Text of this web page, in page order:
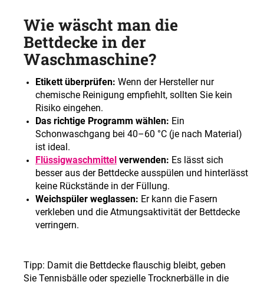
Wie wäscht man die
Bettdecke in der
Waschmaschine?
Etikett überprüfen: Wenn der Hersteller nur
chemische Reinigung empfiehlt, sollten Sie kein
Risiko eingehen.
Das richtige Programm wählen: Ein
Schonwaschgang bei 40–60 °C (je nach Material)
ist ideal.
Flüssigwaschmittel verwenden: Es lässt sich
besser aus der Bettdecke ausspülen und hinterlässt
keine Rückstände in der Füllung.
Weichspüler weglassen: Er kann die Fasern
verkleben und die Atmungsaktivität der Bettdecke
verringern.
Tipp: Damit die Bettdecke flauschig bleibt, geben
Sie Tennisbälle oder spezielle Trocknerbälle in die